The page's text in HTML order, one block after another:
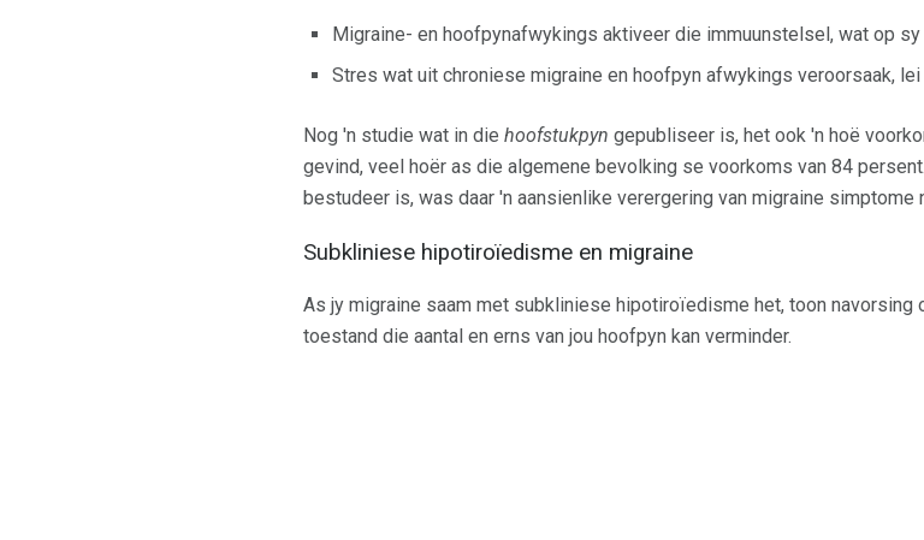
Migraine- en hoofpynafwykings aktiveer die immuunstelsel, wat op
Stres wat uit chroniese migraine en hoofpyn afwykings veroorsaak,
Nog 'n studie wat in die hoofstukpyn gepubliseer is, het ook 'n hoë
gevind, veel hoër as die algemene bevolking se voorkoms van 84
bestudeer is, was daar 'n aansienlike verergering van migraine simptome
Subkliniese hipotiroïedisme en migraine
As jy migraine saam met subkliniese hipotiroïedisme het, toon navorsing
toestand die aantal en erns van jou hoofpyn kan verminder.